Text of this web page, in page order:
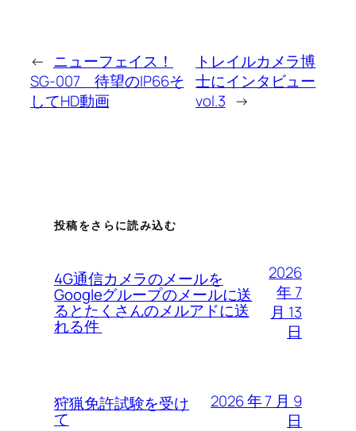
← ニューフェイス！
SG-007 待望のIP66そ
してHD動画
トレイルカメラ博
士にインタビュー
vol.3 →
投稿をさらに読み込む
4G通信カメラのメールを
Googleグループのメールに送
るとたくさんのメルアドに送
れる件
2026
年 7
月 13
日
狩猟免許試験を受け
て
2026 年 7 月 9
日